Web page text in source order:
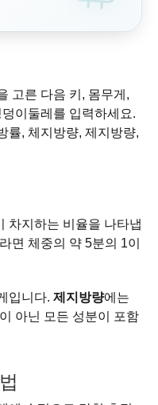
고른 다음 키, 몸무게,
이둘레를 입력하세요.
률, 체지방량, 제지방량,
차지하는 비율을 나타냅
면 체중의 약 5분의 1이
입니다. 제지방량에는
아닌 모든 성분이 포함